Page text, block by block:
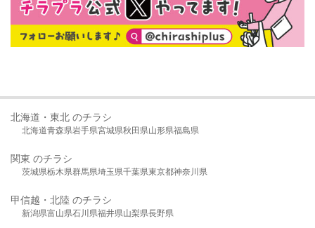
北海道・東北 のチラシ
北海道青森県岩手県宮城県秋田県山形県福島県
関東 のチラシ
茨城県栃木県群馬県埼玉県千葉県東京都神奈川県
甲信越・北陸 のチラシ
新潟県富山県石川県福井県山梨県長野県